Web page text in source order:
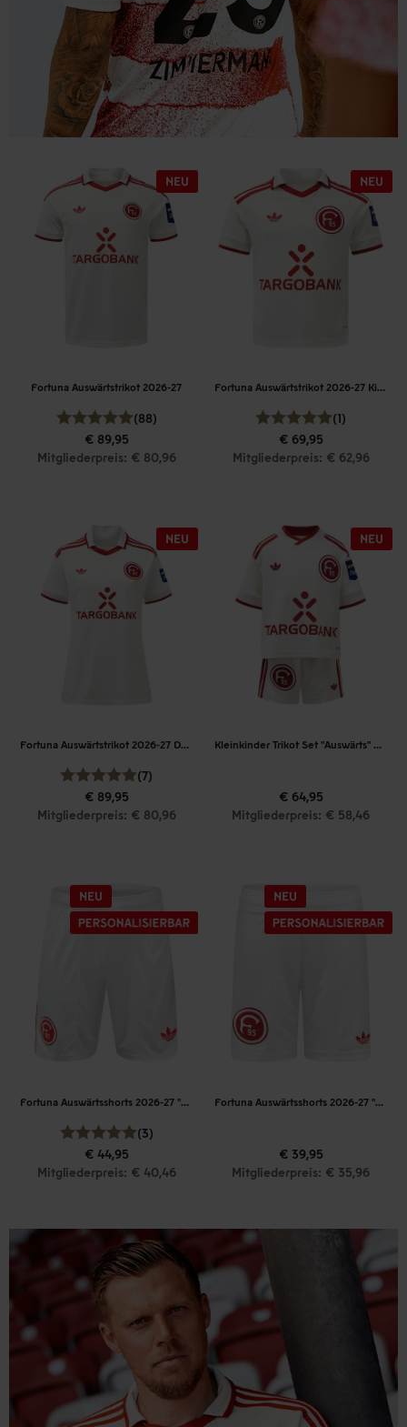
Fortuna Auswärtstrikot 2026-27
(88)
€ 89,95
Mitgliederpreis: € 80,96
Fortuna Auswärtstrikot 2026-27 Kinder
(1)
€ 69,95
Mitgliederpreis: € 62,96
Fortuna Auswärtstrikot 2026-27 Damen
(7)
€ 89,95
Mitgliederpreis: € 80,96
Kleinkinder Trikot Set "Auswärts" 2026-27
€ 64,95
Mitgliederpreis: € 58,46
Fortuna Auswärtsshorts 2026-27 "Weiß"
(3)
€ 44,95
Mitgliederpreis: € 40,46
Fortuna Auswärtsshorts 2026-27 "Weiß" Kinder
€ 39,95
Mitgliederpreis: € 35,96